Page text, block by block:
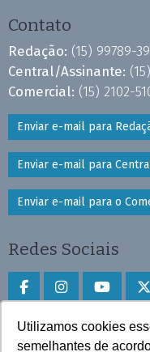
Utilizamos cookies
semelhantes de
Contato
Redação: (15) 99789-
Central/Assinante:
Comercial: (15) 2102-
Enviar e-mail para
Enviar e-mail para
Enviar e-mail para o
Redes Sociais
Faça download do